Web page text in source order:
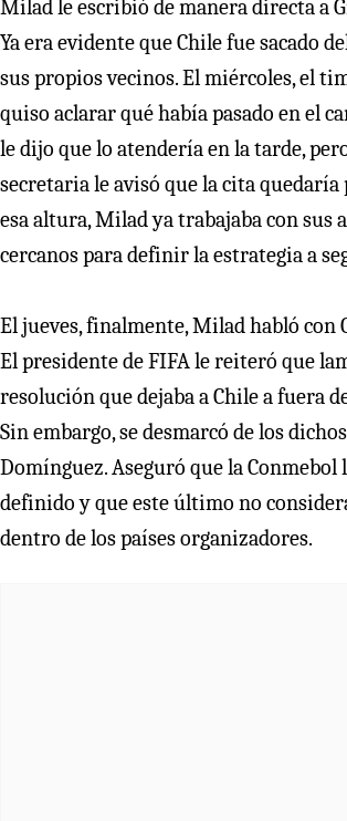
Milad le escribió de manera directa a
Ya era evidente que Chile fue sacado
sus propios vecinos. El miércoles, el
quiso aclarar qué había pasado en el
le dijo que lo atendería en la tarde,
secretaria le avisó que la cita quedaría
esa altura, Milad ya trabajaba con sus
cercanos para definir la estrategia a
El jueves, finalmente, Milad habló
El presidente de FIFA le reiteró que
resolución que dejaba a Chile a fuera
Sin embargo, se desmarcó de los
Domínguez. Aseguró que la Conmebol
definido y que este último no
dentro de los países organizadores.